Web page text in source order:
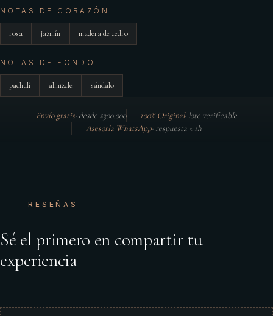
NOTAS DE CORAZÓN
rosa jazmín madera de cedro
NOTAS DE FONDO
pachulí almizcle sándalo
Envío gratis· desde $300.000 100% Original· lote verificable
Asesoría WhatsApp· respuesta < 1h
RESEÑAS
Sé el primero en compartir tu
experiencia